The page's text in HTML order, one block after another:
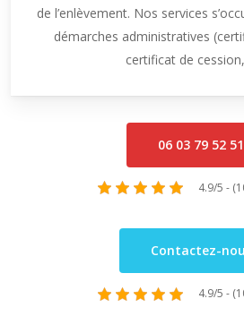
de l’enlèvement. Nos services
démarches administratives
certificat de
06 03 79 52 51
4.9/5 -
Contactez-
4.9/5 -